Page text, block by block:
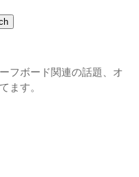
フボード関連の話題、オ
ます。